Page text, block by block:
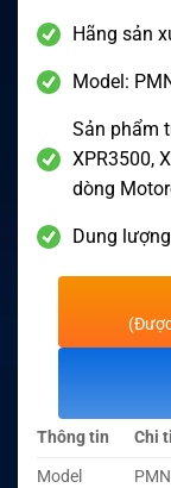
Hãng sản
Model:
Sản phẩm
XPR3500,
dòng
Dung
Thông tin
Chi
Model